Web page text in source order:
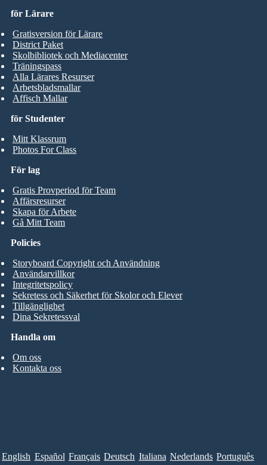
för Studenter
Mitt Klassrum
Photos For Class
för Lärare
Gratisversion för Lärare
District Paket
Skolbibliotek och Mediacenter
Träningspass
Alla Lärares Resurser
Arbetsbladsmallar
Affisch Mallar
För lag
Gratis Provperiod för Team
Affärsresurser
Skapa för Arbete
Gå Mitt Team
Handla om
Om oss
Kontakta oss
Policies
Storyboard Copyright och Användning
Användarvillkor
Integritetspolicy
Sekretess och Säkerhet för Skolor och Elever
Tillgänglighet
Dina Sekretessval
English Español Français Deutsch Italiana Nederlands Português